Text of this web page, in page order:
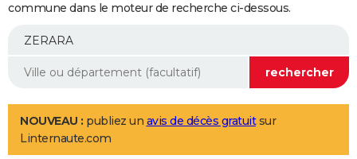
Essais
Réserver un essai
Citadines
Berlines
SUV
Forum auto
+
Mobiles
Meilleur smartphone
Internet
Ordinateurs
Jeux vidéo
Guide high-tech
Aménagement intérieur
LIFESTYLE
Art de vivre
Bien-être
Loisirs
Mode
Modes de vie
commune dans le moteur de recherche ci-dessous.
NOUVEAU : publiez un avis de décès gratuitsur
Linternaute.com